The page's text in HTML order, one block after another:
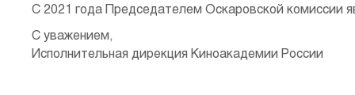
С 2021 года Председателем Оскаровской комиссии
С уважением,
Исполнительная дирекция Киноакадемии России